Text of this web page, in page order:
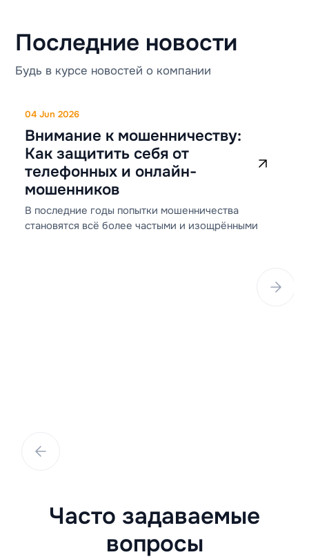
Последние новости
Будь в курсе новостей о компании
Часто задаваемые
вопросы